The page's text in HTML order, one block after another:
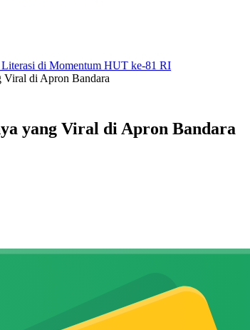
di Momentum HUT ke-81 RI
di Apron Bandara
yang Viral di Apron Bandara